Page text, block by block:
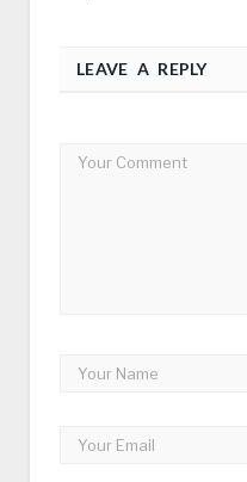
LEAVE A REPLY